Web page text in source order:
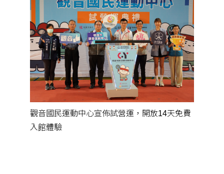
觀音國民運動中心宣佈試營運，開放14天免費
入館體驗